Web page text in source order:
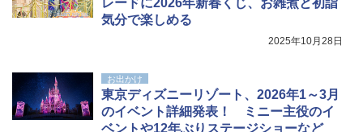
レードに2026年新春くじ、お雑煮と初詣
気分で楽しめる
2025年10月28日
お出かけ
東京ディズニーリゾート、2026年1～3月
のイベント詳細発表！ ミニー主役のイ
ベントや12年ぶりステージショーなど